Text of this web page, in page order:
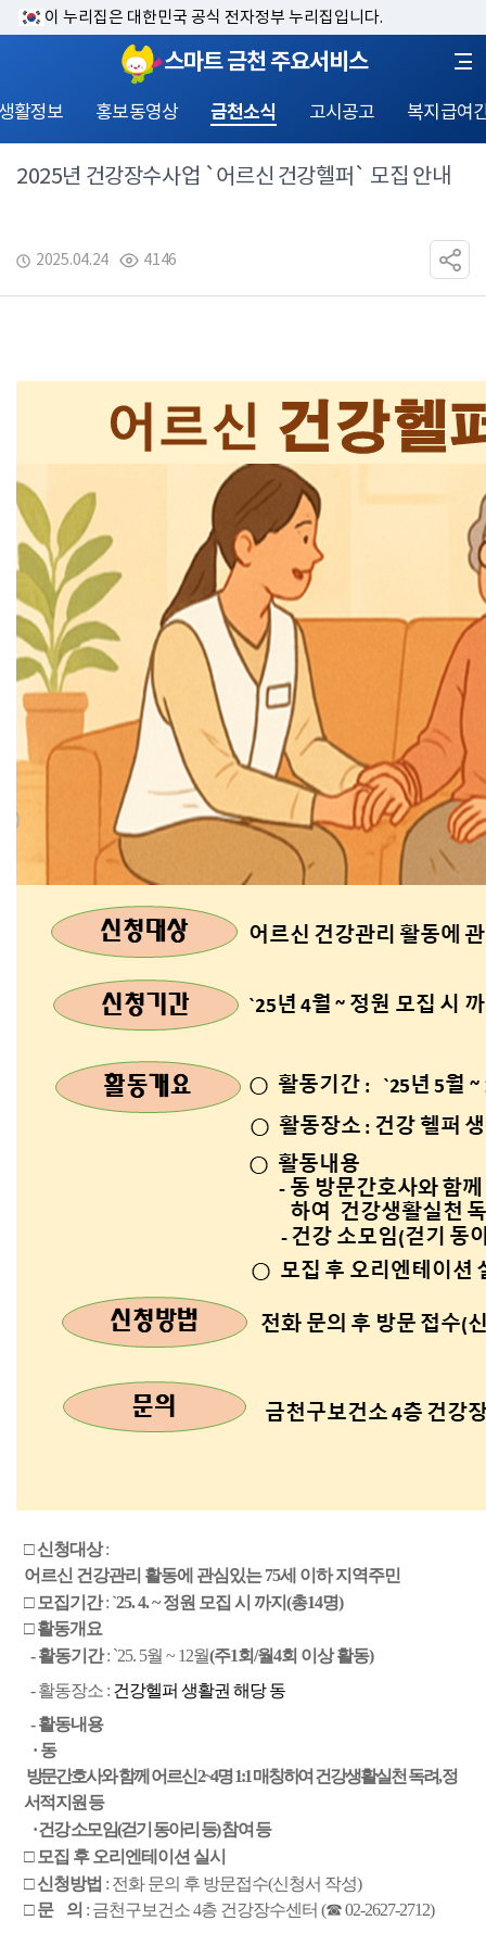
이 누리집은 대한민국 공식 전자정부 누리집입니다.
스마트 금천 주요서비스
활정보 홍보동영상 금천소식 고시공고 복지급여
2025년 건강장수사업 `어르신 건강헬퍼` 모집 안내
2025.04.24 4146
□ 신청대상 :
어르신 건강관리 활동에 관심있는 75세 이하 지역주민
□ 모집기간 : `25. 4. ~ 정원 모집 시 까지(총14명)
□ 활동개요
- 활동기간 : `25. 5월 ~ 12월(주1회/월4회 이상 활동)
- 활동장소 : 건강헬퍼 생활권 해당 동
- 활동내용
·  동
방문간호사와 함께 어르신 2~4명 1:1 매칭하여 건강생활실천 독려, 정
서적 지원 등
· 건강 소모임(걷기 동아리 등) 참여 등
□ 모집 후 오리엔테이션 실시
□ 신청방법 : 전화 문의 후 방문접수(신청서 작성)
□ 문    의 : 금천구보건소 4층 건강장수센터 (☎ 02-2627-2712)